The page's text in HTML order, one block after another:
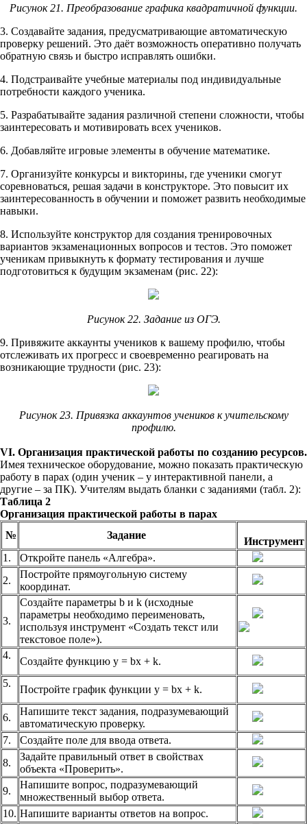
Рисунок 21. Преобразование графика квадратичной функции.
3. Создавайте задания, предусматривающие автоматическую
проверку решений. Это даёт возможность оперативно получать
обратную связь и быстро исправлять ошибки.
4. Подстраивайте учебные материалы под индивидуальные
потребности каждого ученика.
5. Разрабатывайте задания различной степени сложности, чтобы
заинтересовать и мотивировать всех учеников.
6. Добавляйте игровые элементы в обучение математике.
7. Организуйте конкурсы и викторины, где ученики смогут
соревноваться, решая задачи в конструкторе. Это повысит их
заинтересованность в обучении и поможет развить необходимые
навыки.
8. Используйте конструктор для создания тренировочных
вариантов экзаменационных вопросов и тестов. Это поможет
ученикам привыкнуть к формату тестирования и лучше
подготовиться к будущим экзаменам (рис. 22):
Рисунок 22. Задание из ОГЭ.
9. Привяжите аккаунты учеников к вашему профилю, чтобы
отслеживать их прогресс и своевременно реагировать на
возникающие трудности (рис. 23):
Рисунок 23. Привязка аккаунтов учеников к учительскому
профилю.
VI. Организация практической работы по созданию ресурсов.
Имея техническое оборудование, можно показать практическую
работу в парах (один ученик – у интерактивной панели, а
другие – за ПК). Учителям выдать бланки с заданиями (табл. 2):
Таблица 2
Организация практической работы в парах
№
Задание
Инструмент
1.
Откройте панель «Алгебра».
2.
Постройте прямоугольную систему
координат.
3.
Создайте параметры b и k (исходные
параметры необходимо переименовать,
используя инструмент «Создать текст или
текстовое поле»).
4.
Создайте функцию y = bx + k.
5.
Постройте график функции y = bx + k.
6.
Напишите текст задания, подразумевающий
автоматическую проверку.
7.
Создайте поле для ввода ответа.
8.
Задайте правильный ответ в свойствах
объекта «Проверить».
9.
Напишите вопрос, подразумевающий
множественный выбор ответа.
10. Напишите варианты ответов на вопрос.